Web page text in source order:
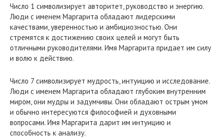
Число 1 символизирует авторитет, руководство и энергию.
Люди с именем Маргарита обладают лидерскими
качествами, уверенностью и амбициозностью. Они
стремятся к достижению своих целей и могут быть
отличными руководителями. Имя Маргарита придает им силу
и волю к действию.
Число 7 символизирует мудрость, интуицию и исследование.
Люди с именем Маргарита обладают глубоким внутренним
миром, они мудры и задумчивы. Они обладают острым умом
и обычно интересуются философией и духовными
вопросами. Имя Маргарита дарит им интуицию и
способность к анализу.